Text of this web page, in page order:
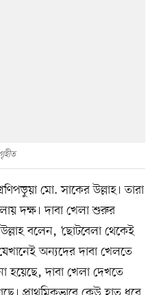
মো. সাকের উল্লাহ। তারা
দক্ষ। দাবা খেলা শুরুর
বলেন, ‘ছোটবেলা থেকেই
অন্যদের দাবা খেলতে
হয়েছে, দাবা খেলা দেখতে